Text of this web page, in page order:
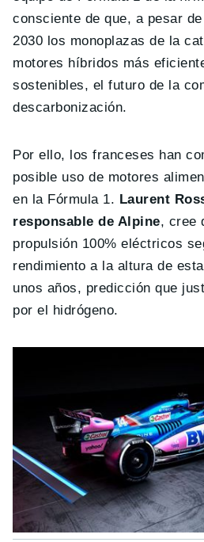
consciente de que, a pesar
2030 los monoplazas de la
motores híbridos más
sostenibles, el futuro de la
descarbonización.
Por ello, los franceses han
posible uso de motores
en la Fórmula 1. Laurent
responsable de Alpine, cree
propulsión 100% eléctricos
rendimiento a la altura de
unos años, predicción que
por el hidrógeno.